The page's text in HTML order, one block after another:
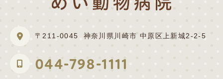
〒211-0045 神奈川県川崎市 中原区上新城2-2-5
044-798-1111